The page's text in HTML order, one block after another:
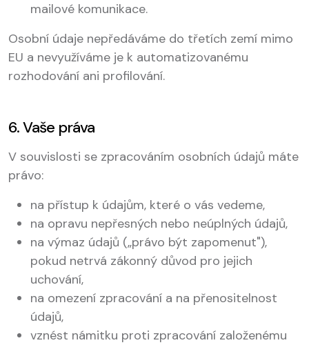
mailové komunikace.
Osobní údaje nepředáváme do třetích zemí mimo
EU a nevyužíváme je k automatizovanému
rozhodování ani profilování.
6. Vaše práva
V souvislosti se zpracováním osobních údajů máte
právo:
na přístup k údajům, které o vás vedeme,
na opravu nepřesných nebo neúplných údajů,
na výmaz údajů („právo být zapomenut"),
pokud netrvá zákonný důvod pro jejich
uchování,
na omezení zpracování a na přenositelnost
údajů,
vznést námitku proti zpracování založenému